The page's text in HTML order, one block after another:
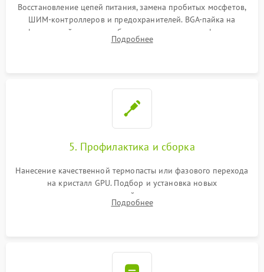
Восстановление цепей питания, замена пробитых мосфетов,
ШИМ-контроллеров и предохранителей. BGA-пайка на
инфракрасной станции реболлинг или замена графического
чипа и дефектной памяти GDDR. Прошивка BIOS
Подробнее
5. Профилактика и сборка
Нанесение качественной термопасты или фазового перехода
на кристалл GPU. Подбор и установка новых
термопрокладок правильной толщины на память и цепи
питания. Монтаж радиатора и бэкплейта, подключение и
Подробнее